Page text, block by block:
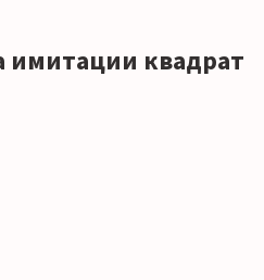
имитации квадрат